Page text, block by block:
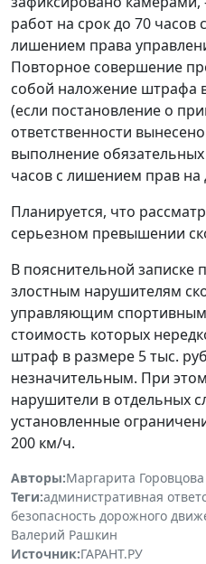
работ на срок до 70
лишением права
Повторное совершение
собой наложение штрафа
(если постановление о
ответственности
выполнение
часов с лишением прав на
Планируется, что
серьезном превышении
В пояснительной записке
злостным нарушителям
управляющим
стоимость которых
штраф в размере 5 тыс.
незначительным. При
нарушители в отдельных
установленные
200 км/ч.
Авторы:Маргарита Горовцова
Теги:административная
безопасность дорожного
Валерий Рашкин
Источник:ГАРАНТ.РУ